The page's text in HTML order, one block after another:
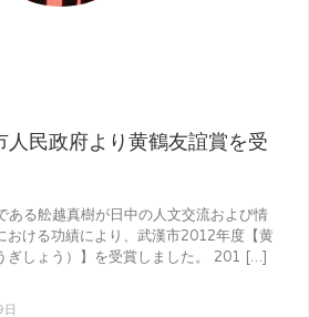
人民政府より黄鶴友誼賞を受
ある舩越真樹が日中の人文交流および情
おける功績により、武漢市2012年度【黄
ぎしょう）】を受賞しました。 201 […]